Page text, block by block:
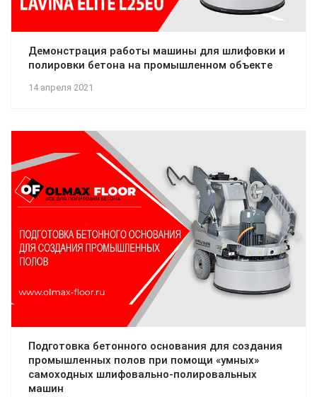
14 апреля 2021
Демонстрация работы машины для шлифовки и
полировки бетона на промышленном объекте
Подготовка бетонного основания для создания
промышленных полов при помощи «умных»
самоходных шлифовально-полировальных
машин